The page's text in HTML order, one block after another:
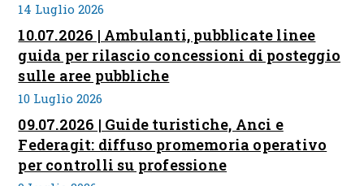
14 Luglio 2026
10.07.2026 | Ambulanti, pubblicate linee
guida per rilascio concessioni di posteggio
sulle aree pubbliche
10 Luglio 2026
09.07.2026 | Guide turistiche, Anci e
Federagit: diffuso promemoria operativo
per controlli su professione